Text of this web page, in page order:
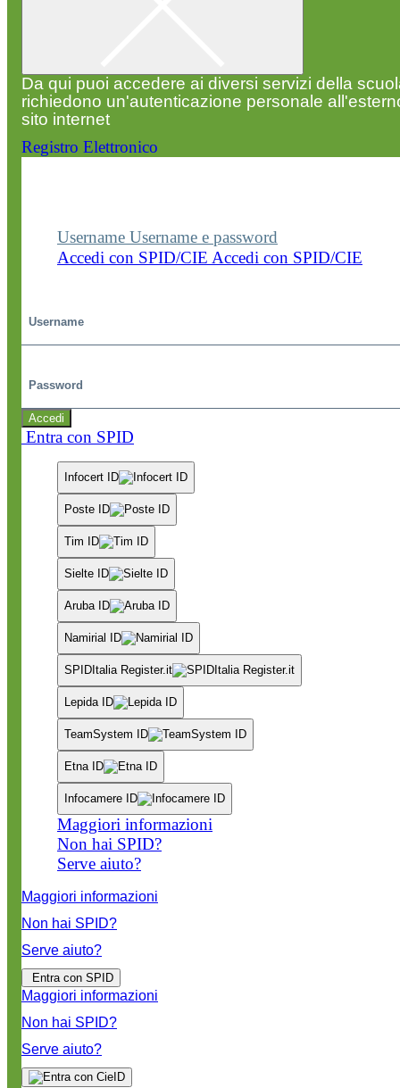
Da qui puoi accedere ai diversi servizi della
richiedono un'autenticazione personale
sito internet
Registro Elettronico
Username Username e password
Accedi con SPID/CIE Accedi con SPID/CIE
Accedi
Entra con SPID
Infocert ID
Poste ID
Tim ID
Sielte ID
Aruba ID
Namirial ID
SPIDItalia Register.it
Lepida ID
TeamSystem ID
Etna ID
Infocamere ID
Maggiori informazioni
Non hai SPID?
Serve aiuto?
Maggiori informazioni
Non hai SPID?
Serve aiuto?
Entra con SPID
Maggiori informazioni
Non hai SPID?
Serve aiuto?